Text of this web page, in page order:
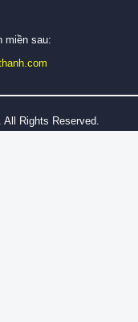
miền sau:
Rights Reserved.